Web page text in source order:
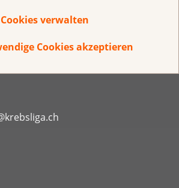
Cookies verwalten
Cookies akzeptieren